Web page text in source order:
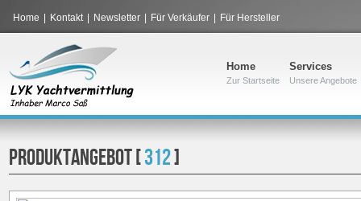
Home Kontakt Newsletter Für Verkäufer Für Hersteller
Home
Zur Startseite
Services
Unsere Angebote
PRODUKTANGEBOT [312]